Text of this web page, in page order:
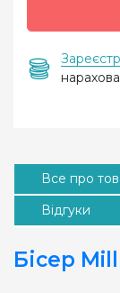
Все про
Відгуки
Бісер Mill